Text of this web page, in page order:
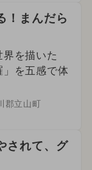
！まんだら
を描いた
」を五感で体
郡立山町
されて、グ